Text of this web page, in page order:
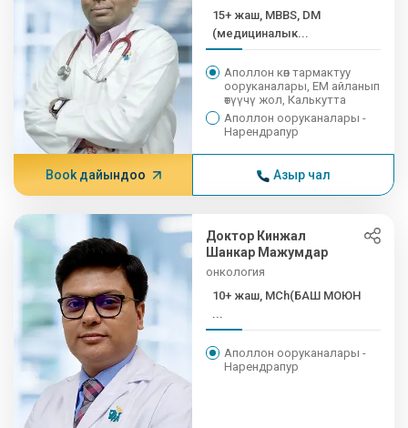
15+ жаш, MBBS, DM
(медициналык...
Аполлон көп тармактуу
ооруканалары, EM айланып
өтүүчү жол, Калькутта
Аполлон ооруканалары -
Нарендрапур
Book дайындоо Азыр чал
Доктор Кинжал
Шанкар Мажумдар
онкология
10+ жаш, MCh(БАШ МОЮН
...
Аполлон ооруканалары -
Нарендрапур